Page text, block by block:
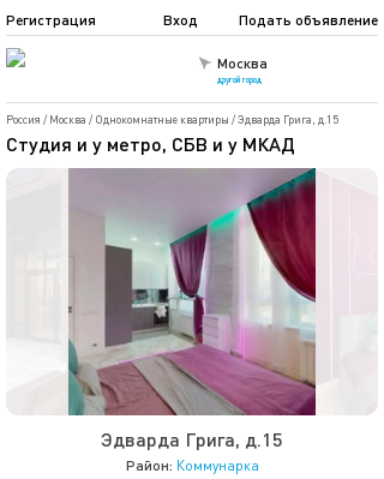
Москва
другой город
Подать объявление
Регистрация Вход
Россия / Москва / Однокомнатные квартиры /Эдварда Грига, д.15
Студия и у метро, СБВ и у МКАД
Эдварда Грига, д.15
Район: Коммунарка